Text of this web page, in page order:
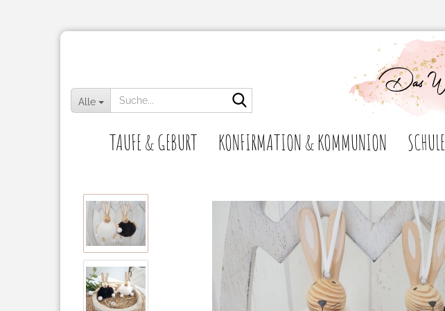
Alle
TAUFE & GEBURT KONFIRMATION & KOMMUNION SCHULE